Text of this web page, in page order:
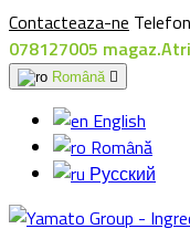
Contacteaza-ne
078127005
Română 
English
Română
Русский